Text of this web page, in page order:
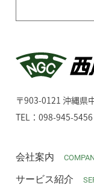
〒903-0121 沖縄県
TEL：098-945-
会社案内
サービス紹介